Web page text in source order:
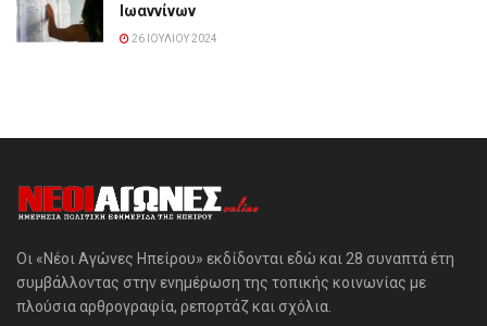
Ιωαννίνων
26 ΙΟΥΛΊΟΥ 2024
Οι «Νέοι Αγώνες Ηπείρου» εκδίδονται εδώ και 28 συναπτά έτη
συμβάλλοντας στην ενημέρωση της τοπικής κοινωνίας με
πλούσια αρθρογραφία, ρεπορτάζ και σχόλια.